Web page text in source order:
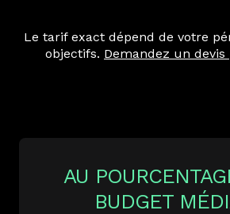
Le tarif exact dépend de votre
objectifs. Demandez un devis
AU
BUDGET